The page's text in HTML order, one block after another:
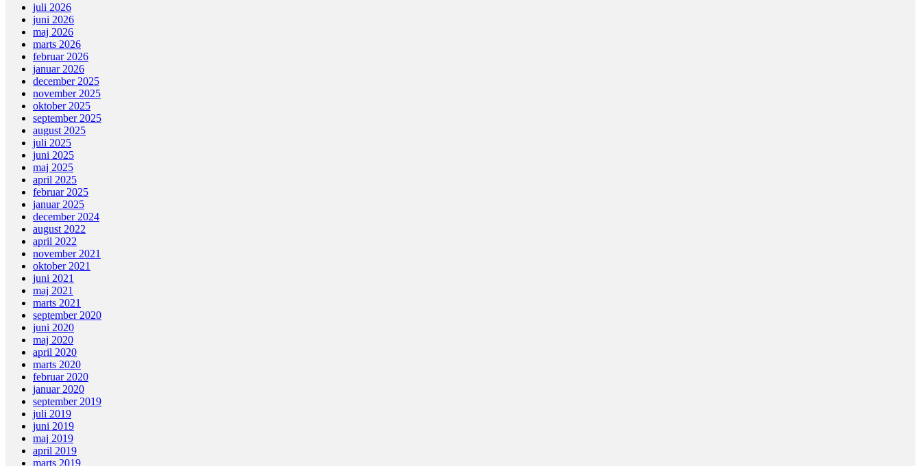
juli 2026
juni 2026
maj 2026
marts 2026
februar 2026
januar 2026
december 2025
november 2025
oktober 2025
september 2025
august 2025
juli 2025
juni 2025
maj 2025
april 2025
februar 2025
januar 2025
december 2024
august 2022
april 2022
november 2021
oktober 2021
juni 2021
maj 2021
marts 2021
september 2020
juni 2020
maj 2020
april 2020
marts 2020
februar 2020
januar 2020
september 2019
juli 2019
juni 2019
maj 2019
april 2019
marts 2019